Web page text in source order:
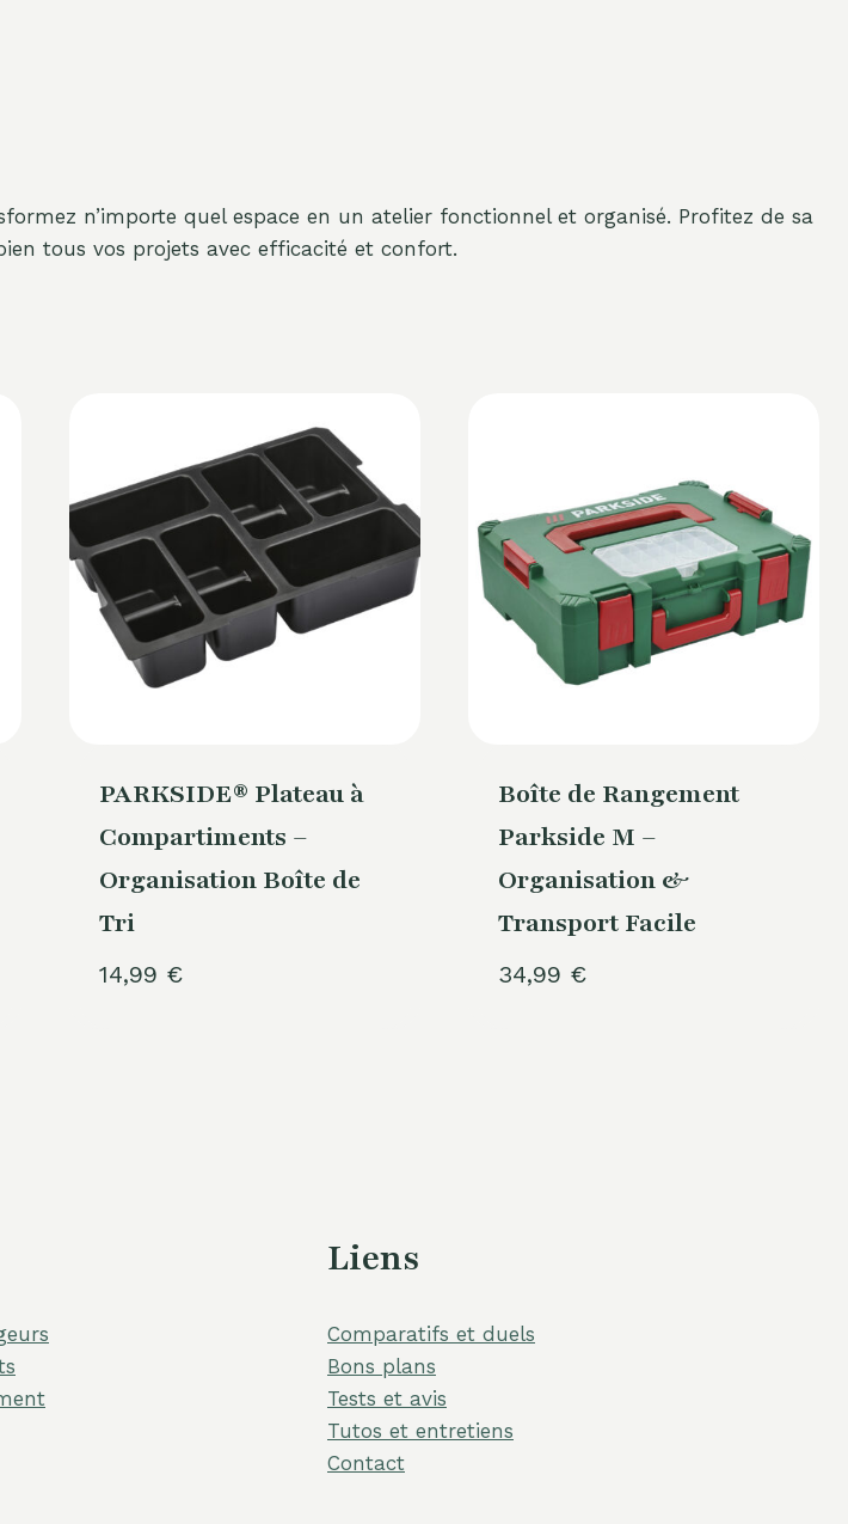
n’importe quel espace en un atelier fonctionnel et organisé. Profitez de sa
tous vos projets avec efficacité et confort.
PARKSIDE® Plateau à
Compartiments –
Organisation Boîte de
Tri
14,99 €
Boîte de Rangement
Parkside M –
Organisation &
Transport Facile
34,99 €
Liens
Comparatifs et duels
Bons plans
Tests et avis
Tutos et entretiens
Contact